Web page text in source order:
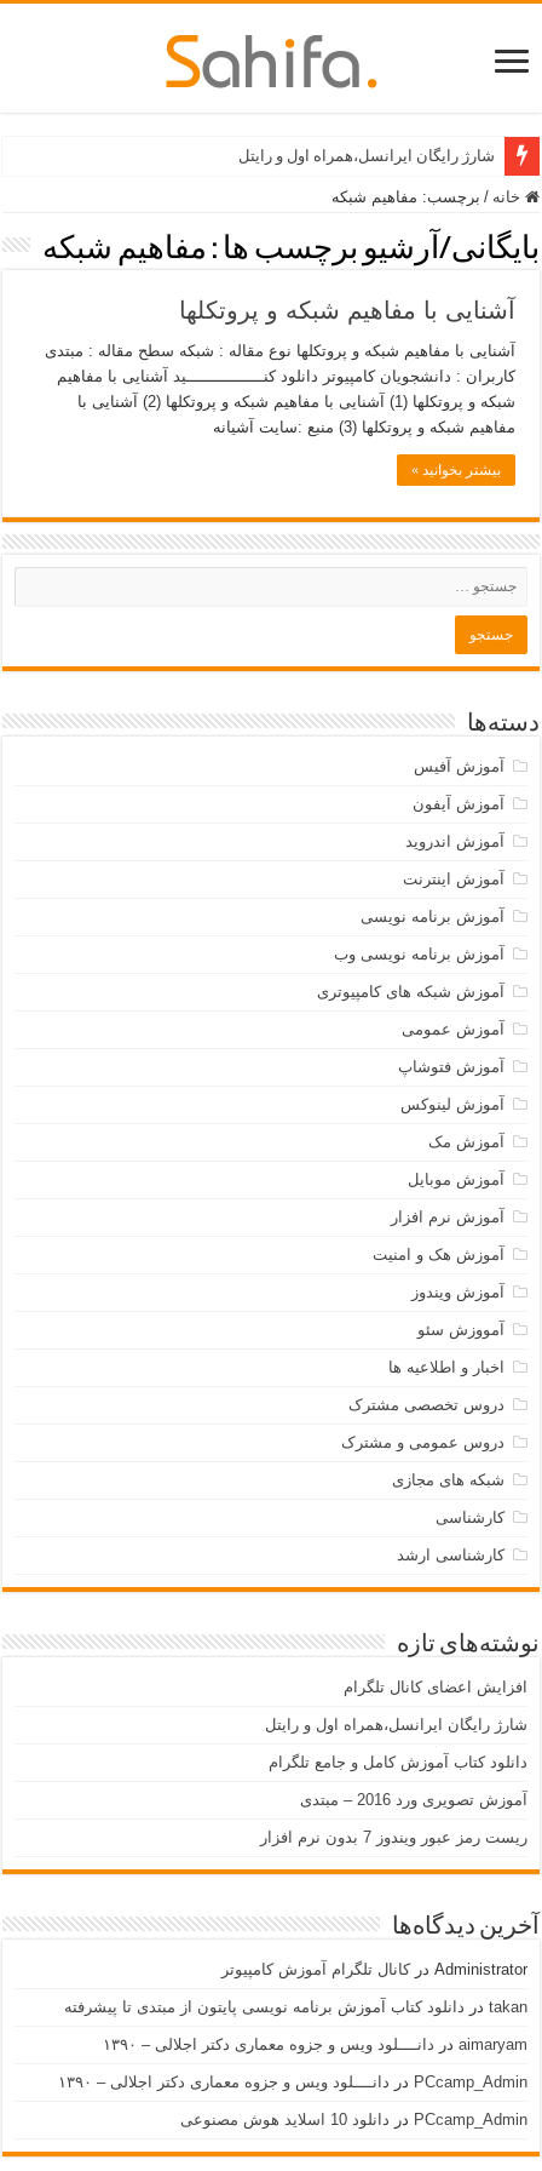
شارژ رایگان ایرانسل،همراه اول و رایتل
خانه / برچسب: مفاهیم شبکه
بایگانی/آرشیو برچسب ها : مفاهیم شبکه
آشنایی با مفاهيم شبکه و پروتکلها
آشنایی با مفاهيم شبکه و پروتکلها نوع مقاله : شبکه سطح مقاله : مبتدی
کاربران : دانشجویان کامپيوتر دانلود کنــــــــــــــــید آشنایی با مفاهیم
شبکه و پروتکلها (1) آشنایی با مفاهیم شبکه و پروتکلها (2) آشنایی با
مفاهیم شبکه و پروتکلها (3) منبع :سایت آشیانه
بیشتر بخوانید »
دسته‌ها
آموزش آفیس
آموزش آیفون
آموزش اندروید
آموزش اینترنت
آموزش برنامه نویسی
آموزش برنامه نویسی وب
آموزش شبکه های کامپیوتری
آموزش عمومی
آموزش فتوشاپ
آموزش لینوکس
آموزش مک
آموزش موبایل
آموزش نرم افزار
آموزش هک و امنیت
آموزش ویندوز
آمووزش سئو
اخبار و اطلاعیه ها
دروس تخصصی مشترک
دروس عمومی و مشترک
شبکه های مجازی
کارشناسی
کارشناسی ارشد
نوشته‌های تازه
افزایش اعضای کانال تلگرام
شارژ رایگان ایرانسل،همراه اول و رایتل
دانلود کتاب آموزش کامل و جامع تلگرام
آموزش تصویری ورد 2016 – مبتدی
ریست رمز عبور ویندوز 7 بدون نرم افزار
آخرین دیدگاه‌ها
Administrator درکانال تلگرام آموزش کامپیوتر
takan در دانلود کتاب آموزش برنامه نویسی پایتون از مبتدی تا پیشرفته
aimaryam در دانــــلود ویس و جزوه معماری دکتر اجلالی – ۱۳۹۰
PCcamp_Admin در دانــــلود ویس و جزوه معماری دکتر اجلالی – ۱۳۹۰
PCcamp_Admin در دانلود 10 اسلاید هوش مصنوعی